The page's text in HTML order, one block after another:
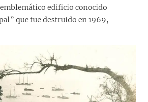
emblemático edificio conocido
que fue destruido en 1969,